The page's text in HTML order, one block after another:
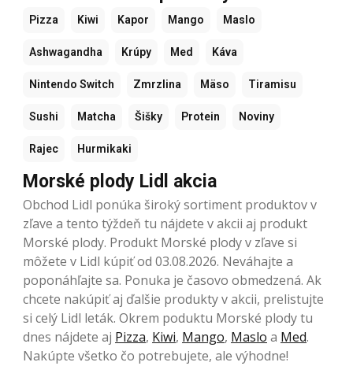
Pizza Kiwi Kapor Mango Maslo
Ashwagandha Krúpy Med Káva
Nintendo Switch Zmrzlina Mäso Tiramisu
Sushi Matcha Šišky Protein Noviny
Rajec Hurmikaki
Morské plody Lidl akcia
Obchod Lidl ponúka široký sortiment produktov v
zľave a tento týždeň tu nájdete v akcii aj produkt
Morské plody. Produkt Morské plody v zľave si
môžete v Lidl kúpiť od 03.08.2026. Neváhajte a
poponáhľajte sa. Ponuka je časovo obmedzená. Ak
chcete nakúpiť aj ďalšie produkty v akcii, prelistujte
si celý Lidl leták. Okrem poduktu Morské plody tu
dnes nájdete aj Pizza, Kiwi, Mango, Maslo a Med.
Nakúpte všetko čo potrebujete, ale výhodne!